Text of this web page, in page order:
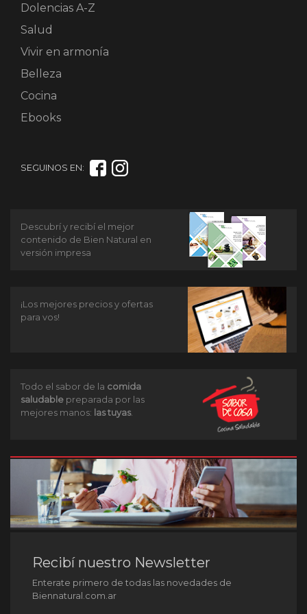
Dolencias A-Z
Salud
Vivir en armonía
Belleza
Cocina
Ebooks
SEGUINOS EN:
Descubrí y recibí el mejor
contenido de Bien Natural en
versión impresa
¡Los mejores precios y ofertas
para vos!
Todo el sabor de la comida
saludable preparada por las
mejores manos: las tuyas.
Recibí nuestro Newsletter
Enterate primero de todas las novedades de
Biennatural.com.ar